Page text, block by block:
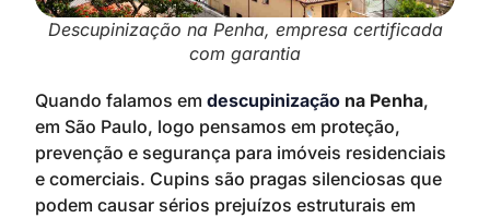
Descupinização na Penha, empresa certificada
com garantia
Quando falamos em descupinização na Penha,
em São Paulo, logo pensamos em proteção,
prevenção e segurança para imóveis residenciais
e comerciais. Cupins são pragas silenciosas que
podem causar sérios prejuízos estruturais em